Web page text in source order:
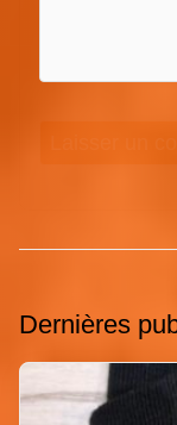
Dernières